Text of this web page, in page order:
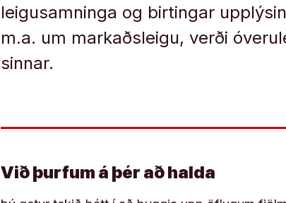
leigusamninga og birtingar
m.a. um markaðsleigu, verði
sinnar.
Við þurfum á þér að halda